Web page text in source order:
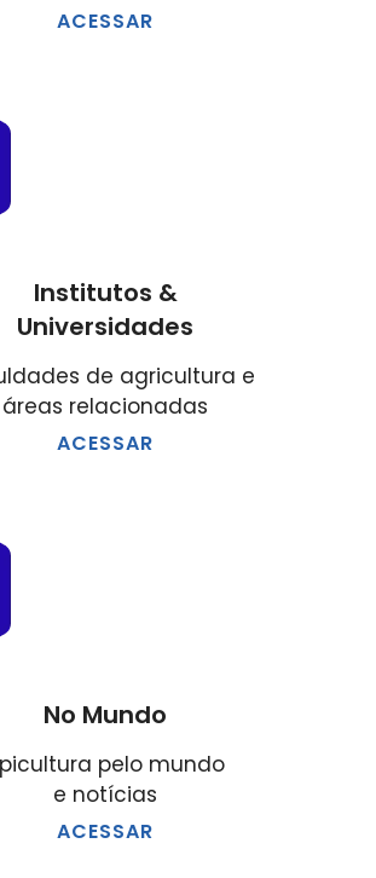
ACESSAR
Institutos &
Universidades
de agricultura e
áreas relacionadas
ACESSAR
No Mundo
pelo mundo
e notícias
ACESSAR